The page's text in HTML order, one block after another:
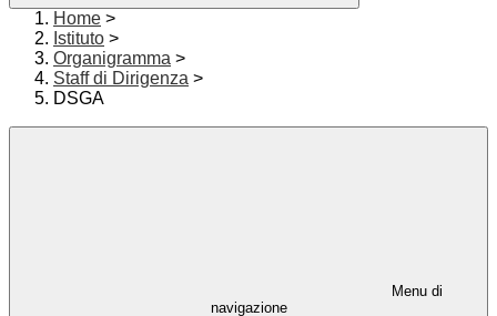
Home >
Istituto >
Organigramma >
Staff di Dirigenza >
DSGA
Menu di
navigazione